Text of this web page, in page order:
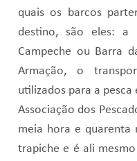
quais os barcos
destino, são eles: a
Campeche ou Barra
Armação, o
utilizados para a pesca
Associação dos
meia hora e quarenta
trapiche e é ali